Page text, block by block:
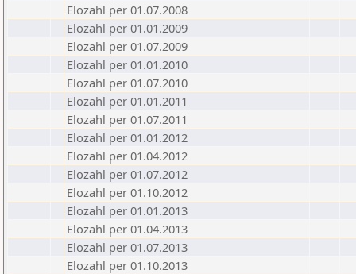
Elozahl per 01.07.2008
Elozahl per 01.01.2009
Elozahl per 01.07.2009
Elozahl per 01.01.2010
Elozahl per 01.07.2010
Elozahl per 01.01.2011
Elozahl per 01.07.2011
Elozahl per 01.01.2012
Elozahl per 01.04.2012
Elozahl per 01.07.2012
Elozahl per 01.10.2012
Elozahl per 01.01.2013
Elozahl per 01.04.2013
Elozahl per 01.07.2013
Elozahl per 01.10.2013